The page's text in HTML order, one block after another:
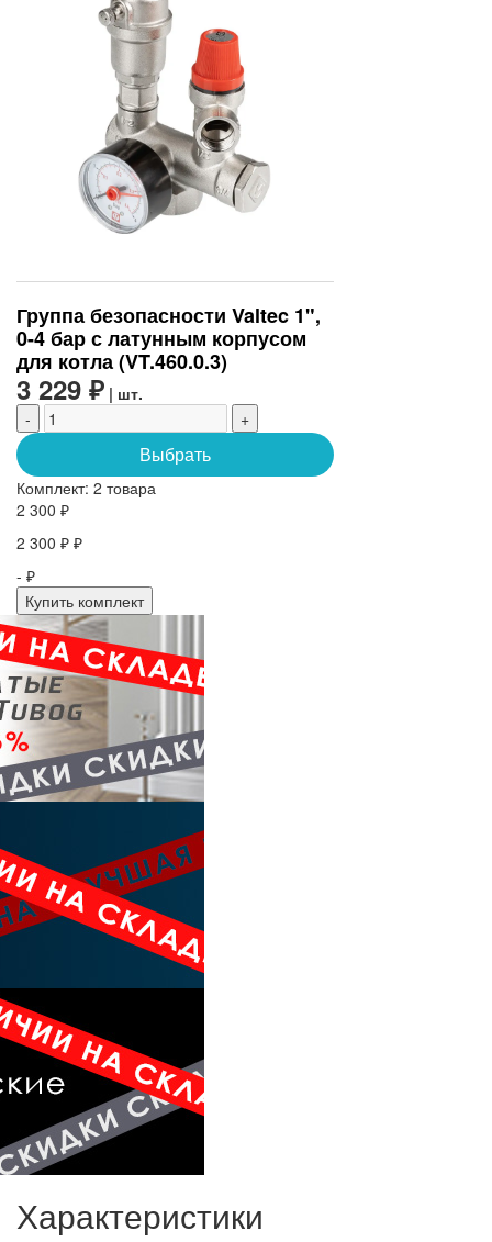
Группа безопасности Valtec 1",
0-4 бар с латунным корпусом
для котла (VT.460.0.3)
3 229 ₽ | шт.
-
+
Выбрать
Комплект: 2 товара
2 300 ₽
2 300 ₽ ₽
- ₽
Купить комплект
Характеристики